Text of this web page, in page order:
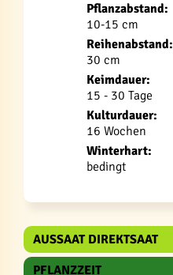
Pflanzabstand:
10-15 cm
Reihenabstand:
30 cm
Keimdauer:
15 - 30 Tage
Kulturdauer:
16 Wochen
Winterhart:
bedingt
AUSSAAT DIREKTSAAT
PFLANZZEIT